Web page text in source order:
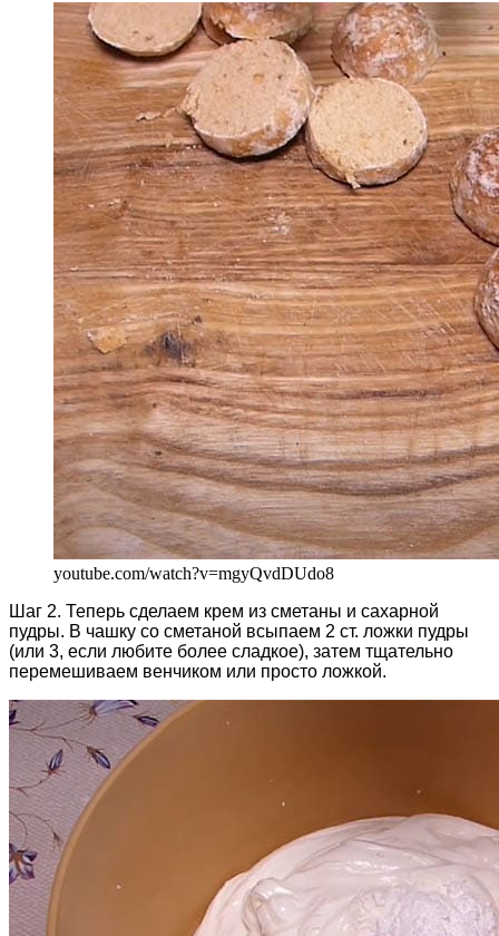
youtube.com/watch?v=mgyQvdDUdo8
Шаг 2. Теперь сделаем крем из сметаны и сахарной
пудры. В чашку со сметаной всыпаем 2 ст. ложки пудры
(или 3, если любите более сладкое), затем тщательно
перемешиваем венчиком или просто ложкой.